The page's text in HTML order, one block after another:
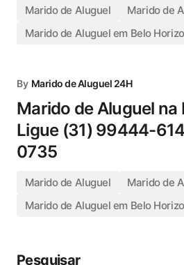
Marido de Aluguel
Marido de
Marido de Aluguel em Belo
By Marido de Aluguel 24H
Marido de Aluguel na
Ligue (31) 99444-
0735
Marido de Aluguel
Marido de
Marido de Aluguel em Belo
Pesquisar